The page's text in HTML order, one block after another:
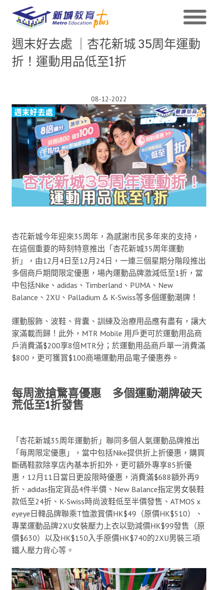
週末好去處 ｜杏花新城 35周年運動
折！運動用品低至1折
08-12-2022
杏花新城今年迎來35周年，為感謝市民多年來的支持，
在這個重要的時刻特意推出「杏花新城35周年運動
折」，由12月4日至12月24日，一連三個星期分階段推出
多個商戶期間限定優惠，場內運動品牌激減低至1折，當
中包括Nike、adidas、Timberland、PUMA、New
Balance、2XU、Palladium & K-Swiss等多個運動潮牌！
運動服飾、波鞋、背囊、訓練及治療用品應有盡有，讓大
家滿載而歸！此外，MTR Mobile 用戶更可於運動用品商
戶消費滿$200享8倍MTR分；於運動用品商戶單一消費滿
$800，更可獲賞$100商場運動用品電子優惠券。
每周激搶驚喜優惠 多個運動潮牌破天
荒低至1折發售
「杏花新城35周年運動折」聯同多個人氣運動品牌推出
「毎周限定優惠」，當中包括Nike提供折上折優惠，購買
斷碼鞋款除享店內基本折扣外，更可額外專享85折優
惠，12月11日當日更設限時優惠，消費滿$688額外再9
折、adidas指定貨品4件半價、New Balance指定男女裝鞋
款低至24折、K-Swiss時尚波鞋低至半價發售、ATMOS x
eyeye日韓品牌聯乘T恤激賞價HK$49（原價HK$510）、
專業運動品牌2XU女裝壓力上衣以勁減價HK$99發售（原
價$630）以及HK$150入手原價HK$740的2XU男裝三項
鐵人壓力背心等。